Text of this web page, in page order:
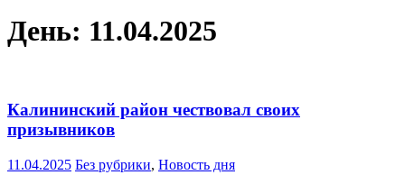
День: 11.04.2025
Калининский район чествовал своих
призывников
11.04.2025 Без рубрики, Новость дня